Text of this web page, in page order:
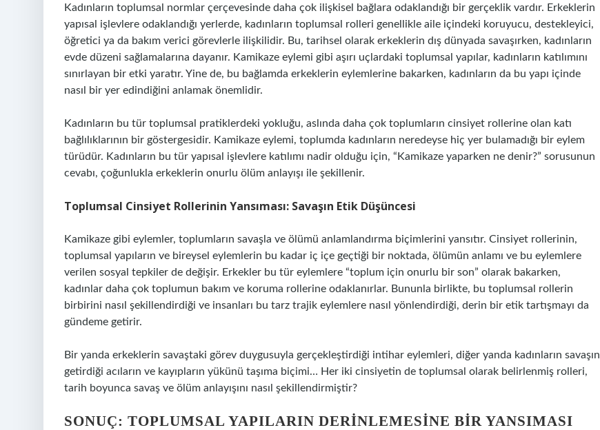
Kadınların toplumsal normlar çerçevesinde daha çok ilişkisel bağlara odaklandığı bir gerçeklik vardır. Erkeklerin
yapısal işlevlere odaklandığı yerlerde, kadınların toplumsal rolleri genellikle aile içindeki koruyucu, destekleyici,
öğretici ya da bakım verici görevlerle ilişkilidir. Bu, tarihsel olarak erkeklerin dış dünyada savaşırken, kadınların
evde düzeni sağlamalarına dayanır. Kamikaze eylemi gibi aşırı uçlardaki toplumsal yapılar, kadınların katılımını
sınırlayan bir etki yaratır. Yine de, bu bağlamda erkeklerin eylemlerine bakarken, kadınların da bu yapı içinde
nasıl bir yer edindiğini anlamak önemlidir.
Kadınların bu tür toplumsal pratiklerdeki yokluğu, aslında daha çok toplumların cinsiyet rollerine olan katı
bağlılıklarının bir göstergesidir. Kamikaze eylemi, toplumda kadınların neredeyse hiç yer bulamadığı bir eylem
türüdür. Kadınların bu tür yapısal işlevlere katılımı nadir olduğu için, “Kamikaze yaparken ne denir?” sorusunun
cevabı, çoğunlukla erkeklerin onurlu ölüm anlayışı ile şekillenir.
Toplumsal Cinsiyet Rollerinin Yansıması: Savaşın Etik Düşüncesi
Kamikaze gibi eylemler, toplumların savaşla ve ölümü anlamlandırma biçimlerini yansıtır. Cinsiyet rollerinin,
toplumsal yapıların ve bireysel eylemlerin bu kadar iç içe geçtiği bir noktada, ölümün anlamı ve bu eylemlere
verilen sosyal tepkiler de değişir. Erkekler bu tür eylemlere “toplum için onurlu bir son” olarak bakarken,
kadınlar daha çok toplumun bakım ve koruma rollerine odaklanırlar. Bununla birlikte, bu toplumsal rollerin
birbirini nasıl şekillendirdiği ve insanları bu tarz trajik eylemlere nasıl yönlendirdiği, derin bir etik tartışmayı da
gündeme getirir.
Bir yanda erkeklerin savaştaki görev duygusuyla gerçekleştirdiği intihar eylemleri, diğer yanda kadınların savaşın
getirdiği acıların ve kayıpların yükünü taşıma biçimi… Her iki cinsiyetin de toplumsal olarak belirlenmiş rolleri,
tarih boyunca savaş ve ölüm anlayışını nasıl şekillendirmiştir?
SONUÇ: TOPLUMSAL YAPILARIN DERINLEMESINE BIR YANSIMASI